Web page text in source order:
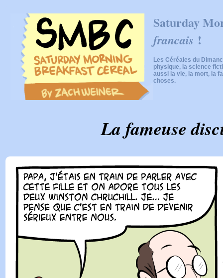
Saturday
francais !
Les Céréales du
physique, la science
aussi la vie, la mort, la
choses.
La fameuse